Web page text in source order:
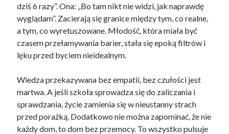
dziś 6 razy”. Ona: „Bo tam nikt nie widzi, jak naprawdę
wyglądam”. Zacierają się granice między tym, co realne,
a tym, co wyretuszowane. Młodość, która miała być
czasem przełamywania barier, stała się epoką filtrów i
lęku przed byciem nieidealnym.
Wiedza przekazywana bez empatii, bez czułości jest
martwa. A jeśli szkoła sprowadza się do zaliczania i
sprawdzania, życie zamienia się w nieustanny strach
przed porażką. Dodatkowo nie można zapominać, że nie
każdy dom, to dom bez przemocy. To wszystko pulsuje